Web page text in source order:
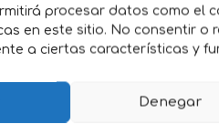
procesar datos como el
en este sitio. No consentir o
a ciertas características y
Denegar
POLAINAS